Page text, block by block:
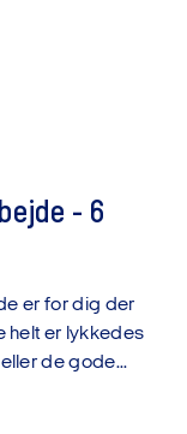
- 6
er for dig der
helt er lykkedes
de gode...